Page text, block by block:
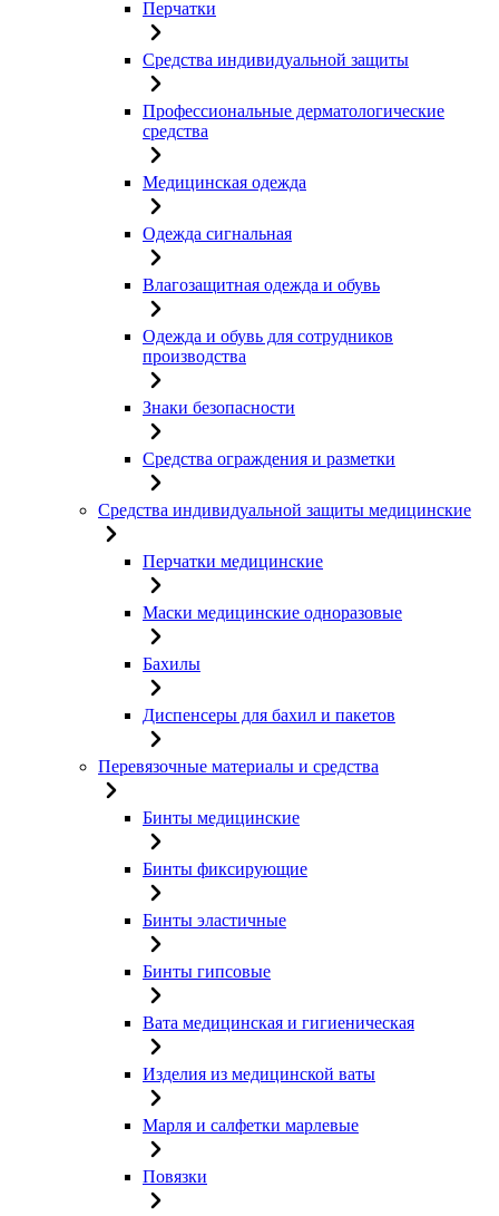
Перчатки
Средства индивидуальной защиты
Профессиональные дерматологические
средства
Медицинская одежда
Одежда сигнальная
Влагозащитная одежда и обувь
Одежда и обувь для сотрудников
производства
Знаки безопасности
Средства ограждения и разметки
Средства индивидуальной защиты медицинские
Перчатки медицинские
Маски медицинские одноразовые
Бахилы
Диспенсеры для бахил и пакетов
Перевязочные материалы и средства
Бинты медицинские
Бинты фиксирующие
Бинты эластичные
Бинты гипсовые
Вата медицинская и гигиеническая
Изделия из медицинской ваты
Марля и салфетки марлевые
Повязки